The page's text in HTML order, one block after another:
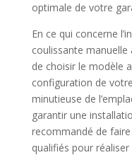
optimale de votre
En ce qui concerne
coulissante manuelle
de choisir le modèle
configuration de
minutieuse de
garantir une
recommandé de
qualifiés pour